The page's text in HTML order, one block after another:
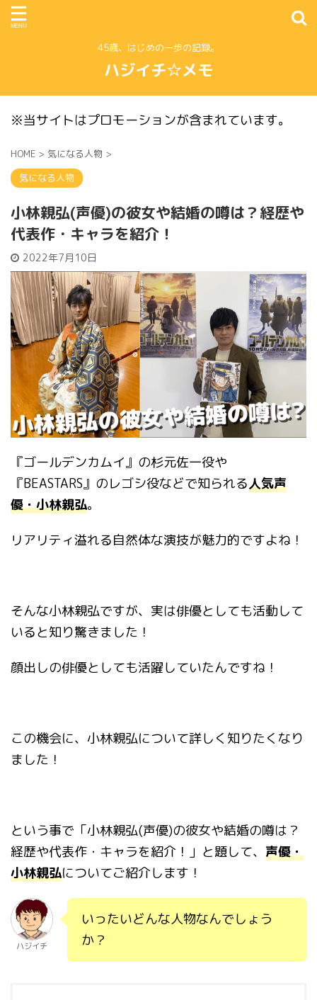
45歳、はじめの一歩の記録。
ハジイチ☆メモ
※当サイトはプロモーションが含まれています。
HOME > 気になる人物 >
気になる人物
小林親弘(声優)の彼女や結婚の噂は？経歴や
代表作・キャラを紹介！
2022年7月10日
『ゴールデンカムイ』の杉元佐一役や
『BEASTARS』のレゴシ役などで知られる人気声
優・小林親弘。
リアリティ溢れる自然体な演技が魅力的ですよね！
そんな小林親弘ですが、実は俳優としても活動して
いると知り驚きました！
顔出しの俳優としても活躍していたんですね！
この機会に、小林親弘について詳しく知りたくなり
ました！
という事で「小林親弘(声優)の彼女や結婚の噂は？
経歴や代表作・キャラを紹介！ 」と題して、 声優・
小林親弘についてご紹介します！
ハジイチ
いったいどんな人物なんでしょう
か？